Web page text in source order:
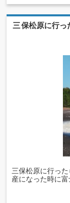
三保松原に行
三保松原に行っ
産になった時に